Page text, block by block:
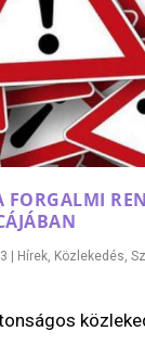
FORGALMI
| Hírek, Közlekedés,